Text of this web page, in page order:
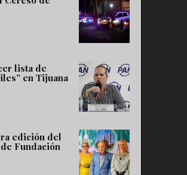
lista de
en Tijuana
edición del
Fundación